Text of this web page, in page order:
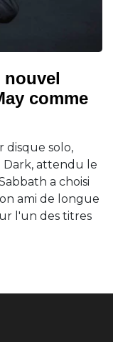
nouvel
comme
disque solo,
Dark, attendu le
a choisi
ami de longue
l'un des titres